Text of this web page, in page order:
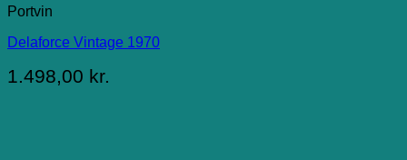
Portvin
Delaforce Vintage 1970
1.498,00 kr.